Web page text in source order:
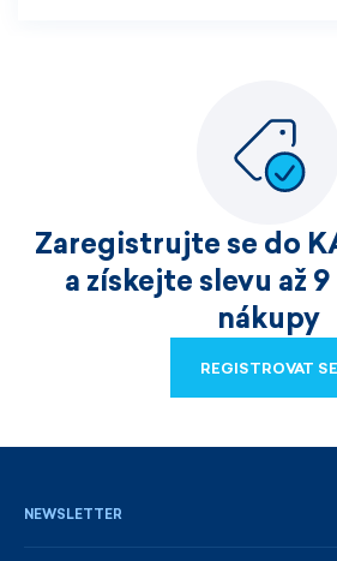
Zaregistrujte se do
a získejte slevu až 9
nákupy
REGISTROVAT SE
NEWSLETTER